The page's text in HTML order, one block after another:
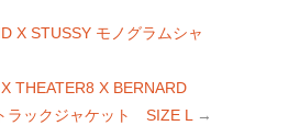
X STUSSY モノグラムシャ
THEATER8 X BERNARD
ラックジャケット SIZE L→